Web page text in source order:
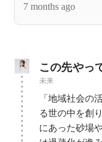
く
7 months ago
この先やっ
未来
「地域社会の
る世の中を創
にあった砂場